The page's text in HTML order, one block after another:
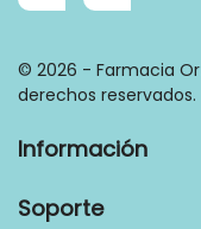
© 2026 - Farmacia
derechos reservados.
Información
Soporte